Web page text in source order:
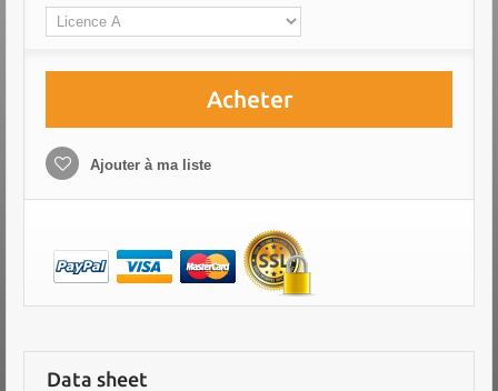
Acheter
Ajouter à ma liste
Data sheet